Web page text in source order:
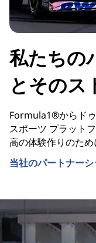
私たちの
とそのス
Formula1®からド
スポーツ プラット
高の体験作りのため
当社のパートナー